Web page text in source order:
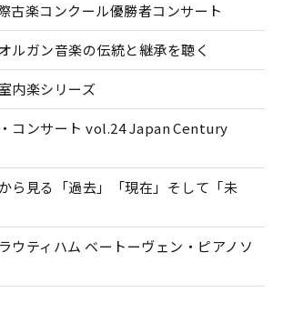
古楽コンクール優勝者コンサート
ルガン音楽の伝統と継承を聴く
内楽シリーズ
コンサート vol.24 Japan Century
ら見る「過去」「現在」そして「未
ウティハム ベートーヴェン・ピアノソ